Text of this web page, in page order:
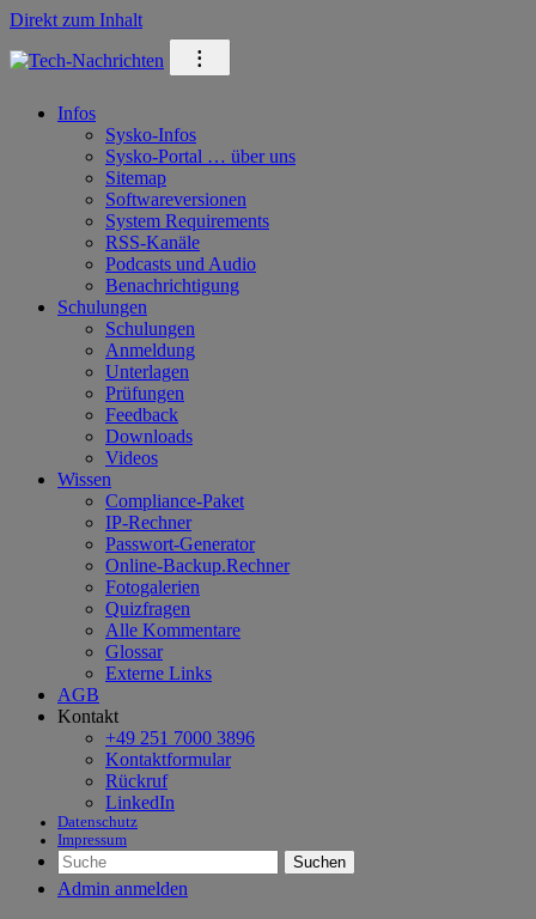
Direkt zum Inhalt
⁝
Infos
Sysko-Infos
Sysko-Portal … über uns
Sitemap
Softwareversionen
System Requirements
RSS-Kanäle
Podcasts und Audio
Benachrichtigung
Schulungen
Schulungen
Anmeldung
Unterlagen
Prüfungen
Feedback
Downloads
Videos
Wissen
Compliance-Paket
IP-Rechner
Passwort-Generator
Online-Backup.Rechner
Fotogalerien
Quizfragen
Alle Kommentare
Glossar
Externe Links
AGB
Kontakt
+49 251 7000 3896
Kontaktformular
Rückruf
LinkedIn
Datenschutz
Impressum
Suchen
Admin anmelden